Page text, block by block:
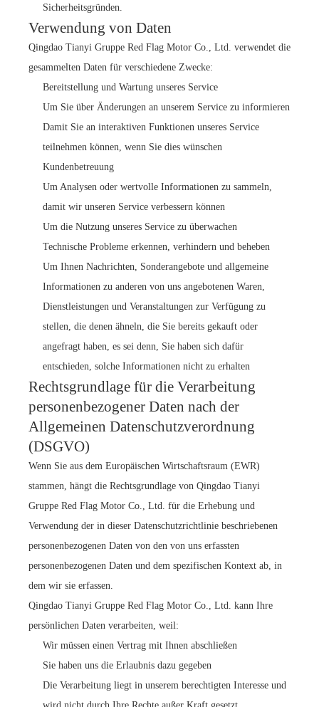
Sicherheitsgründen.
Verwendung von Daten
Qingdao Tianyi Gruppe Red Flag Motor Co., Ltd. verwendet die
gesammelten Daten für verschiedene Zwecke:
Bereitstellung und Wartung unseres Service
Um Sie über Änderungen an unserem Service zu informieren
Damit Sie an interaktiven Funktionen unseres Service
teilnehmen können, wenn Sie dies wünschen
Kundenbetreuung
Um Analysen oder wertvolle Informationen zu sammeln,
damit wir unseren Service verbessern können
Um die Nutzung unseres Service zu überwachen
Technische Probleme erkennen, verhindern und beheben
Um Ihnen Nachrichten, Sonderangebote und allgemeine
Informationen zu anderen von uns angebotenen Waren,
Dienstleistungen und Veranstaltungen zur Verfügung zu
stellen, die denen ähneln, die Sie bereits gekauft oder
angefragt haben, es sei denn, Sie haben sich dafür
entschieden, solche Informationen nicht zu erhalten
Rechtsgrundlage für die Verarbeitung
personenbezogener Daten nach der
Allgemeinen Datenschutzverordnung
(DSGVO)
Wenn Sie aus dem Europäischen Wirtschaftsraum (EWR)
stammen, hängt die Rechtsgrundlage von Qingdao Tianyi
Gruppe Red Flag Motor Co., Ltd. für die Erhebung und
Verwendung der in dieser Datenschutzrichtlinie beschriebenen
personenbezogenen Daten von den von uns erfassten
personenbezogenen Daten und dem spezifischen Kontext ab, in
dem wir sie erfassen.
Qingdao Tianyi Gruppe Red Flag Motor Co., Ltd. kann Ihre
persönlichen Daten verarbeiten, weil:
Wir müssen einen Vertrag mit Ihnen abschließen
Sie haben uns die Erlaubnis dazu gegeben
Die Verarbeitung liegt in unserem berechtigten Interesse und